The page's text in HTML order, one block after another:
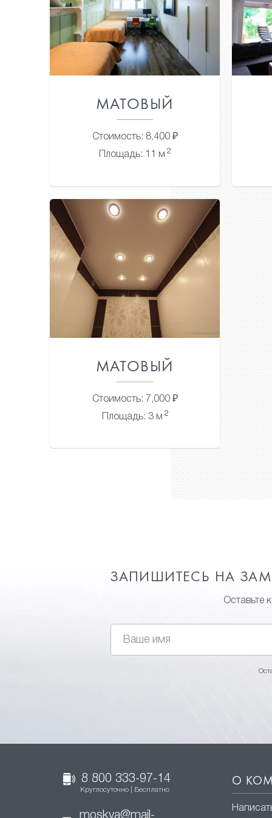
МАТОВЫЙ
Стоимость: 8,400 ₽
Площадь: 11 м 2
МАТОВЫЙ
Стоимость: 7,000 ₽
Площадь: 3 м 2
ЗАПИШИТЕСЬ НА
Оставьте
8 800 333-97-14
Круглосуточно | Бесплатно
moskva@mail-
О